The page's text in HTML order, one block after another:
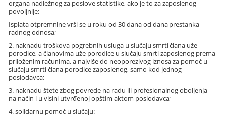
organa nadležnog za poslove statistike, ako je to za zaposlenog
povoljnije;
Isplata otpremnine vrši se u roku od 30 dana od dana prestanka
radnog odnosa;
2. naknadu troškova pogrebnih usluga u slučaju smrti člana uže
porodice, a članovima uže porodice u slučaju smrti zaposlenog prema
priloženim računima, a najviše do neoporezivog iznosa za pomoć u
slučaju smrti člana porodice zaposlenog, samo kod jednog
poslodavca;
3. naknadu štete zbog povrede na radu ili profesionalnog oboljenja
na način i u visini utvrđenoj opštim aktom poslodavca;
4. solidarnu pomoć u slučaju: